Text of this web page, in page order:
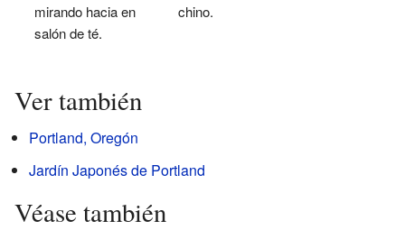
mirando hacia en
salón de té.
chino.
Ver también
Portland, Oregón
Jardín Japonés de Portland
Véase también